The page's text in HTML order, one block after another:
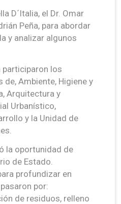
D´Italia, el Dr. Omar
Peña, para abordar
y analizar algunos
participaron los
de, Ambiente, Higiene y
Arquitectura y
Urbanístico,
y la Unidad de
la oportunidad de
de Estado.
profundizar en
por:
de residuos, relleno